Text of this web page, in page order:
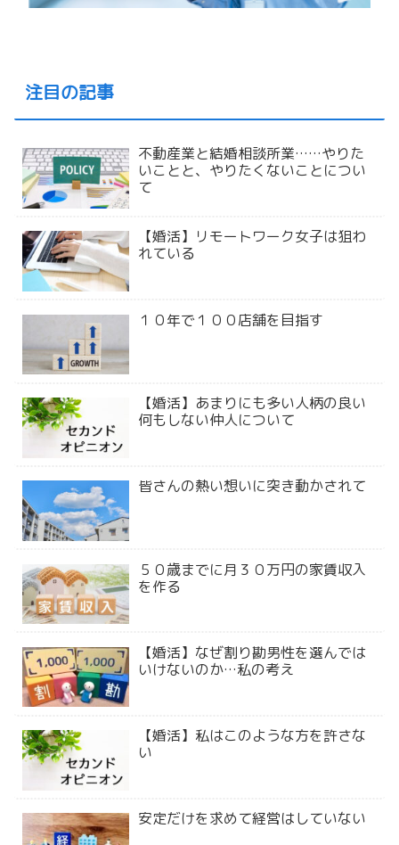
注目の記事
不動産業と結婚相談所業……やりた
いことと、やりたくないことについ
て
【婚活】リモートワーク女子は狙わ
れている
１０年で１００店舗を目指す
【婚活】あまりにも多い人柄の良い
何もしない仲人について
皆さんの熱い想いに突き動かされて
５０歳までに月３０万円の家賃収入
を作る
【婚活】なぜ割り勘男性を選んでは
いけないのか…私の考え
【婚活】私はこのような方を許さな
い
安定だけを求めて経営はしていない